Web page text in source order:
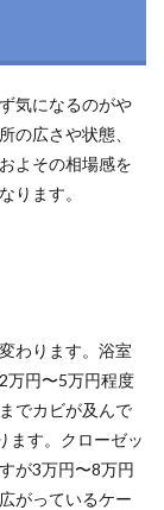
気になるのがや
の広さや状態、
よその相場感を
ります。
わります。浴室
万円〜5万円程度
でカビが及んで
ます。クローゼッ
が3万円〜8万円
がっているケー